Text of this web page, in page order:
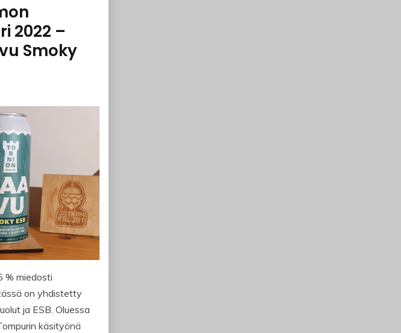
2022 –
Smoky
% miedosti
on yhdistetty
ja ESB. Oluessa
käsityönä